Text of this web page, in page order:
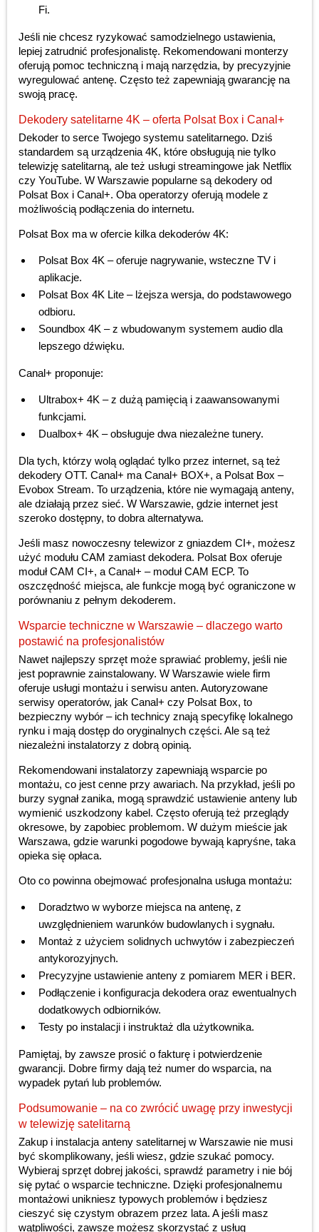
Fi.
Jeśli nie chcesz ryzykować samodzielnego ustawienia,
lepiej zatrudnić profesjonalistę. Rekomendowani monterzy
oferują pomoc techniczną i mają narzędzia, by precyzyjnie
wyregulować antenę. Często też zapewniają gwarancję na
swoją pracę.
Dekodery satelitarne 4K – oferta Polsat Box i Canal+
Dekoder to serce Twojego systemu satelitarnego. Dziś
standardem są urządzenia 4K, które obsługują nie tylko
telewizję satelitarną, ale też usługi streamingowe jak Netflix
czy YouTube. W Warszawie popularne są dekodery od
Polsat Box i Canal+. Oba operatorzy oferują modele z
możliwością podłączenia do internetu.
Polsat Box ma w ofercie kilka dekoderów 4K:
Polsat Box 4K – oferuje nagrywanie, wsteczne TV i
aplikacje.
Polsat Box 4K Lite – lżejsza wersja, do podstawowego
odbioru.
Soundbox 4K – z wbudowanym systemem audio dla
lepszego dźwięku.
Canal+ proponuje:
Ultrabox+ 4K – z dużą pamięcią i zaawansowanymi
funkcjami.
Dualbox+ 4K – obsługuje dwa niezależne tunery.
Dla tych, którzy wolą oglądać tylko przez internet, są też
dekodery OTT. Canal+ ma Canal+ BOX+, a Polsat Box –
Evobox Stream. To urządzenia, które nie wymagają anteny,
ale działają przez sieć. W Warszawie, gdzie internet jest
szeroko dostępny, to dobra alternatywa.
Jeśli masz nowoczesny telewizor z gniazdem CI+, możesz
użyć modułu CAM zamiast dekodera. Polsat Box oferuje
moduł CAM CI+, a Canal+ – moduł CAM ECP. To
oszczędność miejsca, ale funkcje mogą być ograniczone w
porównaniu z pełnym dekoderem.
Wsparcie techniczne w Warszawie – dlaczego warto
postawić na profesjonalistów
Nawet najlepszy sprzęt może sprawiać problemy, jeśli nie
jest poprawnie zainstalowany. W Warszawie wiele firm
oferuje usługi montażu i serwisu anten. Autoryzowane
serwisy operatorów, jak Canal+ czy Polsat Box, to
bezpieczny wybór – ich technicy znają specyfikę lokalnego
rynku i mają dostęp do oryginalnych części. Ale są też
niezależni instalatorzy z dobrą opinią.
Rekomendowani instalatorzy zapewniają wsparcie po
montażu, co jest cenne przy awariach. Na przykład, jeśli po
burzy sygnał zanika, mogą sprawdzić ustawienie anteny lub
wymienić uszkodzony kabel. Często oferują też przeglądy
okresowe, by zapobiec problemom. W dużym mieście jak
Warszawa, gdzie warunki pogodowe bywają kapryśne, taka
opieka się opłaca.
Oto co powinna obejmować profesjonalna usługa montażu:
Doradztwo w wyborze miejsca na antenę, z
uwzględnieniem warunków budowlanych i sygnału.
Montaż z użyciem solidnych uchwytów i zabezpieczeń
antykorozyjnych.
Precyzyjne ustawienie anteny z pomiarem MER i BER.
Podłączenie i konfiguracja dekodera oraz ewentualnych
dodatkowych odbiorników.
Testy po instalacji i instruktaż dla użytkownika.
Pamiętaj, by zawsze prosić o fakturę i potwierdzenie
gwarancji. Dobre firmy dają też numer do wsparcia, na
wypadek pytań lub problemów.
Podsumowanie – na co zwrócić uwagę przy inwestycji
w telewizję satelitarną
Zakup i instalacja anteny satelitarnej w Warszawie nie musi
być skomplikowany, jeśli wiesz, gdzie szukać pomocy.
Wybieraj sprzęt dobrej jakości, sprawdź parametry i nie bój
się pytać o wsparcie techniczne. Dzięki profesjonalnemu
montażowi unikniesz typowych problemów i będziesz
cieszyć się czystym obrazem przez lata. A jeśli masz
wątpliwości, zawsze możesz skorzystać z usług